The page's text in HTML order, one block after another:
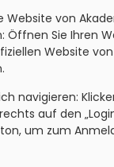
Website von
Öffnen Sie Ihren
Website
navigieren:
auf den
um zum